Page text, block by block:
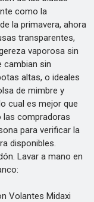
como la
la primavera, ahora
transparentes,
vaporosa sin
cambian sin
altas, o ideales
de mimbre y
cual es mejor que
las compradoras
para verificar la
disponibles.
Lavar a mano en
Volantes Midaxi